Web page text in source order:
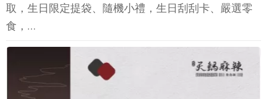
取，生日限定提袋、隨機小禮，生日刮刮卡、嚴選零
食，…